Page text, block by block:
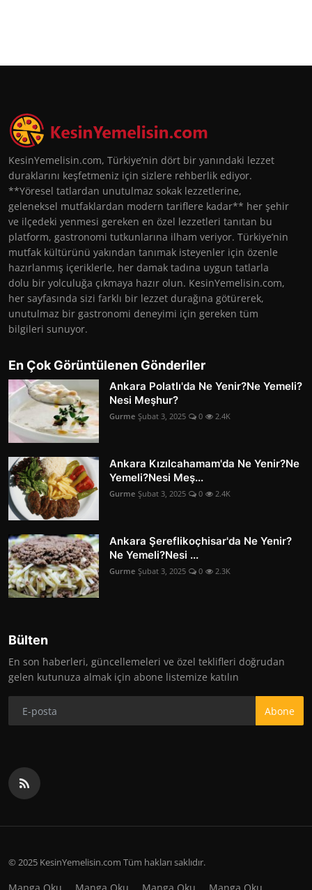
KesinYemelisin.com, Türkiye’nin dört bir yanındaki lezzet
duraklarını keşfetmeniz için sizlere rehberlik ediyor.
**Yöresel tatlardan unutulmaz sokak lezzetlerine,
geleneksel mutfaklardan modern tariflere kadar** her şehir
ve ilçedeki yenmesi gereken en özel lezzetleri tanıtan bu
platform, gastronomi tutkunlarına ilham veriyor. Türkiye’nin
mutfak kültürünü yakından tanımak isteyenler için özenle
hazırlanmış içeriklerle, her damak tadına uygun tatlarla
dolu bir yolculuğa çıkmaya hazır olun. KesinYemelisin.com,
her sayfasında sizi farklı bir lezzet durağına götürerek,
unutulmaz bir gastronomi deneyimi için gereken tüm
bilgileri sunuyor.
En Çok Görüntülenen Gönderiler
Ankara Polatlı'da Ne Yenir?Ne Yemeli?
Nesi Meşhur?
Gurme Şubat 3, 2025 0 2.4K
Ankara Kızılcahamam'da Ne Yenir?Ne
Yemeli?Nesi Meş...
Gurme Şubat 3, 2025 0 2.4K
Ankara Şereflikoçhisar'da Ne Yenir?
Ne Yemeli?Nesi ...
Gurme Şubat 3, 2025 0 2.3K
Bülten
En son haberleri, güncellemeleri ve özel teklifleri doğrudan
gelen kutunuza almak için abone listemize katılın
Abone
© 2025 KesinYemelisin.com Tüm hakları saklıdır.